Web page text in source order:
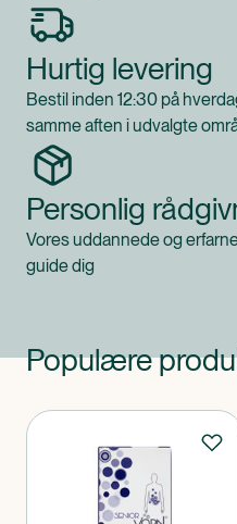
Hurtig levering
Bestil inden 12:30 på
samme aften i udvalgte
Personlig
Vores uddannede og
guide dig
Populære
Produkter